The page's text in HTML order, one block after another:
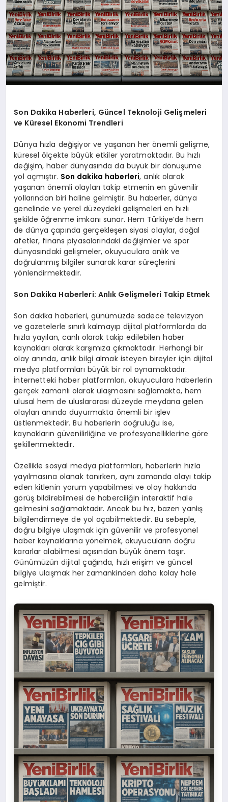
Son Dakika Haberleri, Güncel Teknoloji Gelişmeleri
ve Küresel Ekonomi Trendleri
Dünya hızla değişiyor ve yaşanan her önemli gelişme,
küresel ölçekte büyük etkiler yaratmaktadır. Bu hızlı
değişim, haber dünyasında da büyük bir dönüşüme
yol açmıştır. Son dakika haberleri, anlık olarak
yaşanan önemli olayları takip etmenin en güvenilir
yollarından biri haline gelmiştir. Bu haberler, dünya
genelinde ve yerel düzeydeki gelişmeleri en hızlı
şekilde öğrenme imkanı sunar. Hem Türkiye’de hem
de dünya çapında gerçekleşen siyasi olaylar, doğal
afetler, finans piyasalarındaki değişimler ve spor
dünyasındaki gelişmeler, okuyuculara anlık ve
doğrulanmış bilgiler sunarak karar süreçlerini
yönlendirmektedir.
Son Dakika Haberleri: Anlık Gelişmeleri Takip Etmek
Son dakika haberleri, günümüzde sadece televizyon
ve gazetelerle sınırlı kalmayıp dijital platformlarda da
hızla yayılan, canlı olarak takip edilebilen haber
kaynakları olarak karşımıza çıkmaktadır. Herhangi bir
olay anında, anlık bilgi almak isteyen bireyler için dijital
medya platformları büyük bir rol oynamaktadır.
İnternetteki haber platformları, okuyuculara haberlerin
gerçek zamanlı olarak ulaşmasını sağlamakta, hem
ulusal hem de uluslararası düzeyde meydana gelen
olayları anında duyurmakta önemli bir işlev
üstlenmektedir. Bu haberlerin doğruluğu ise,
kaynakların güvenilirliğine ve profesyonelliklerine göre
şekillenmektedir.
Özellikle sosyal medya platformları, haberlerin hızla
yayılmasına olanak tanırken, aynı zamanda olayı takip
eden kitlenin yorum yapabilmesi ve olay hakkında
görüş bildirebilmesi de haberciliğin interaktif hale
gelmesini sağlamaktadır. Ancak bu hız, bazen yanlış
bilgilendirmeye de yol açabilmektedir. Bu sebeple,
doğru bilgiye ulaşmak için güvenilir ve profesyonel
haber kaynaklarına yönelmek, okuyucuların doğru
kararlar alabilmesi açısından büyük önem taşır.
Günümüzün dijital çağında, hızlı erişim ve güncel
bilgiye ulaşmak her zamankinden daha kolay hale
gelmiştir.